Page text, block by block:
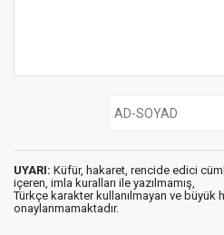
UYARI: Küfür, hakaret, rencide edici
içeren, imla kuralları ile yazılmamış,
Türkçe karakter kullanılmayan ve büyük
onaylanmamaktadır.